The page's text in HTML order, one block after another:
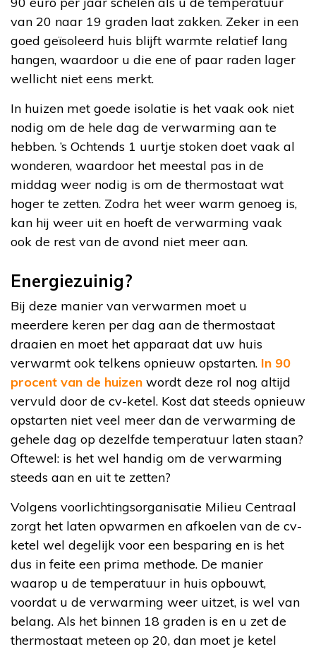
van 20 naar 19 graden laat zakken. Zeker in een
goed geïsoleerd huis blijft warmte relatief lang
hangen, waardoor u die ene of paar raden lager
wellicht niet eens merkt.
In huizen met goede isolatie is het vaak ook niet
nodig om de hele dag de verwarming aan te
hebben. ’s Ochtends 1 uurtje stoken doet vaak al
wonderen, waardoor het meestal pas in de
middag weer nodig is om de thermostaat wat
hoger te zetten. Zodra het weer warm genoeg is,
kan hij weer uit en hoeft de verwarming vaak
ook de rest van de avond niet meer aan.
Energiezuinig?
Bij deze manier van verwarmen moet u
meerdere keren per dag aan de thermostaat
draaien en moet het apparaat dat uw huis
verwarmt ook telkens opnieuw opstarten. In 90
procent van de huizen wordt deze rol nog altijd
vervuld door de cv-ketel. Kost dat steeds opnieuw
opstarten niet veel meer dan de verwarming de
gehele dag op dezelfde temperatuur laten staan?
Oftewel: is het wel handig om de verwarming
steeds aan en uit te zetten?
Volgens voorlichtingsorganisatie Milieu Centraal
zorgt het laten opwarmen en afkoelen van de cv-
ketel wel degelijk voor een besparing en is het
dus in feite een prima methode. De manier
waarop u de temperatuur in huis opbouwt,
voordat u de verwarming weer uitzet, is wel van
belang. Als het binnen 18 graden is en u zet de
thermostaat meteen op 20, dan moet je ketel